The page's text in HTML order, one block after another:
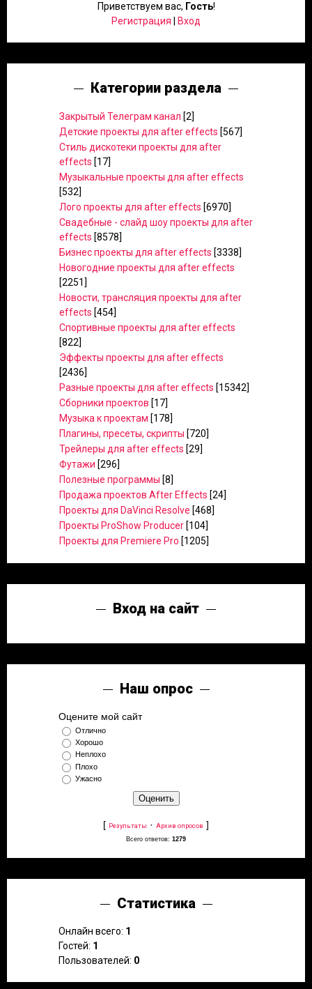
Приветствуем вас, Гость!
Регистрация
Вход
Категории раздела
Закрытый Телеграм канал [2]
Детские проекты для after effects [567]
Стиль дискотеки проекты для after
effects [17]
Музыкальные проекты для after effects
[532]
Лого проекты для after effects [6970]
Свадебные - слайд шоу проекты для after
effects [8578]
Бизнес проекты для after effects [3338]
Новогодние проекты для after effects
[2251]
Новости, трансляция проекты для after
effects [454]
Спортивные проекты для after effects
[822]
Эффекты проекты для after effects
[2436]
Разные проекты для after effects [15342]
Сборники проектов [17]
Музыка к проектам [178]
Плагины, пресеты, скрипты [720]
Трейлеры для after effects [29]
Футажи [296]
Полезные программы [8]
Продажа проектов After Effects [24]
Проекты для DaVinci Resolve [468]
Проекты ProShow Producer [104]
Проекты для Premiere Pro [1205]
Вход на сайт
Наш опрос
Оцените мой сайт
Отлично
Хорошо
Неплохо
Плохо
Ужасно
[ Результаты · Архив опросов ]
Всего ответов: 1279
Статистика
Онлайн всего: 1
Гостей: 1
Пользователей: 0